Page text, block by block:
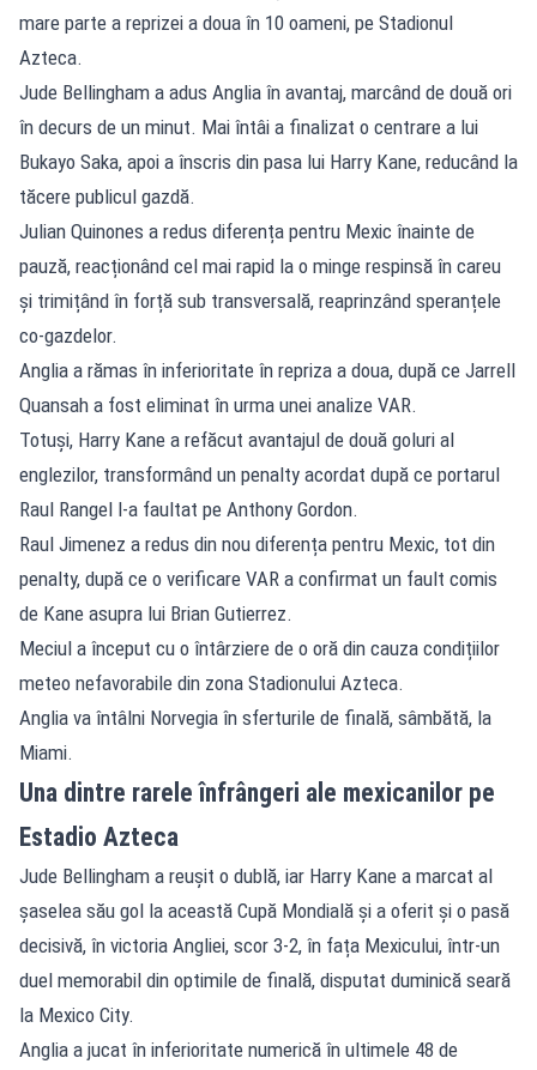
mare parte a reprizei a doua în 10 oameni, pe Stadionul
Azteca.
Jude Bellingham a adus Anglia în avantaj, marcând de două ori
în decurs de un minut. Mai întâi a finalizat o centrare a lui
Bukayo Saka, apoi a înscris din pasa lui Harry Kane, reducând la
tăcere publicul gazdă.
Julian Quinones a redus diferența pentru Mexic înainte de
pauză, reacționând cel mai rapid la o minge respinsă în careu
și trimițând în forță sub transversală, reaprinzând speranțele
co-gazdelor.
Anglia a rămas în inferioritate în repriza a doua, după ce Jarrell
Quansah a fost eliminat în urma unei analize VAR.
Totuși, Harry Kane a refăcut avantajul de două goluri al
englezilor, transformând un penalty acordat după ce portarul
Raul Rangel l-a faultat pe Anthony Gordon.
Raul Jimenez a redus din nou diferența pentru Mexic, tot din
penalty, după ce o verificare VAR a confirmat un fault comis
de Kane asupra lui Brian Gutierrez.
Meciul a început cu o întârziere de o oră din cauza condițiilor
meteo nefavorabile din zona Stadionului Azteca.
Anglia va întâlni Norvegia în sferturile de finală, sâmbătă, la
Miami.
Una dintre rarele înfrângeri ale mexicanilor pe
Estadio Azteca
Jude Bellingham a reușit o dublă, iar Harry Kane a marcat al
șaselea său gol la această Cupă Mondială și a oferit și o pasă
decisivă, în victoria Angliei, scor 3-2, în fața Mexicului, într-un
duel memorabil din optimile de finală, disputat duminică seară
la Mexico City.
Anglia a jucat în inferioritate numerică în ultimele 48 de